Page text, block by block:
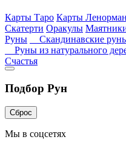
Карты Таро Карты Ленорман
Скатерти Оракулы
Руны
Скандинавские
Руны из натурального
Счастья
Подбор Рун
Сброс
Мы в соцсетях